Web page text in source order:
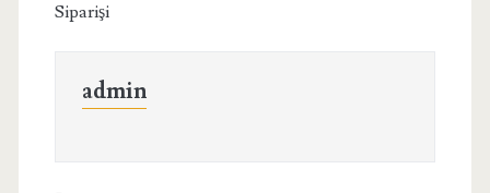
Siparişi
admin